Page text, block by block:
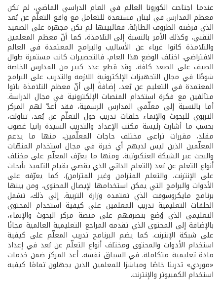
عندما اجتاحت الكورونا العالم في العام الدراسي الماضي، لم تكن
معظم المدارس في لبنان مستعدة للتعامل مع واقع التعلّم عن بُعد
الذي فرضته الظروف الطارئة. فغالبيتها لم تكن مجهزة على الصعيد
التقني، وكذلك الأمر بالنسبة إلى التلامذة، كما أنّ معظم المعلمين
والتلامذة كانوا غرباء عن الأساليب والبرامج المعتمدة في العالم
الافتراضي. اختلف الوضع هذا العام، فالتحضيرات كانت مستمرة طوال
الصيف على الصعد كافة، وقد قطع عدد كبير من المدارس الخاصة
شوطًا في مجال التجهيزات الإلكترونية اللازمة والتدريب على البرامج
المعتمدة في التعليم عن بُعد، إضافةً إلى أنّ معظم التلامذة باتوا
متآلفين مع فكرة استخدام المنصات الإلكترونية في مجال الدراسة.
أما بالنسبة إلى معلّمي المدارس الرسمية، فقد أعدّ لهم المركز
التربوي للبحوث والإنماء حلقات تدريب حول التعلّم عن بُعد، تناولت،
بحسب ما أشارت رئيسة مكتب الإعداد والتدريب السيدة رانيا غصوب
مقلد، مقررات تراعى مختلف حاجات المعلّمين، منها ما يدعم
المعلّمين الذين ليس لديهم أي خبرة في مجال استخدام المنصّات
والبحث عبر الشبكة العنكبوتية، ومنها ما يعرّف المعلّم على مختلف
أنواع التعلم عن بُعد (التعلم الذاتي الذي يقضي بقيام التلميذ بأبحاث
على الإنترنت، والتعلم المتزامن وغير المتزامن)، كما يعرّفه على
الأدوات والبرامج التي يمكن استخدامها لإيصال المحتوى، ومن بينها
برنامج مايكروسوفت الذي تعتمده وزارة التربية. إلى ذلك، تشمل
الحلقات التعليمية تدريب المعلمين على كيفية استخدام المحتوى
التعليمي الذي وُضع بتصرفهم على منصة مركز البحوث والإنماء،
بالإضافة إلى المحتوى الذي تقدمه المراجع التعليمية العالمية مجانًا
على شبكة الإنترنت. كما يضم البرنامج تدريب المعلّم على كيفية
استخدام الأدوات والمحتوى ومختلف أنواع التعلّم عن بُعد في إعداد
مادة تعليمية متكاملة. في السياق نفسه، أعد المركز ضمن خدمات
«موردي» تدريبًا خاصًا ومباشرًا للمعلمين الذين يجهلون تمامًا كيفية
استخدام الكمبيوتر والإنترنت.